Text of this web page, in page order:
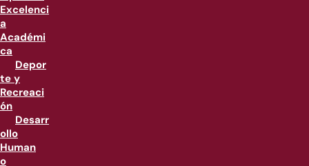
Excelenci
a
Académi
ca
Depor
te y
Recreaci
ón
Desarr
ollo
Human
o